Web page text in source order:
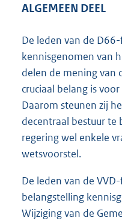
ALGEMEEN DEEL
De leden van de
kennisgenomen van
delen de mening van
cruciaal belang is
Daarom steunen zij
decentraal bestuur te
regering wel enkele
wetsvoorstel.
De leden van de
belangstelling
Wijziging van de